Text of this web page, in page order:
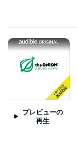
プレビューの
再生